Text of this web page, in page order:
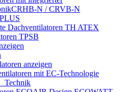
N / CRVB-N
Dachventilatoren TH ATEX
TPSB
anzeigen
mit EC-Technologie